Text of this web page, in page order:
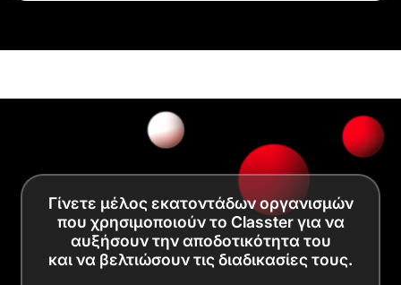
Γίνετε μέλος εκατοντάδων οργανισμών
που χρησιμοποιούν το Classter για να
αυξήσουν την αποδοτικότητα του
και να βελτιώσουν τις διαδικασίες τους.